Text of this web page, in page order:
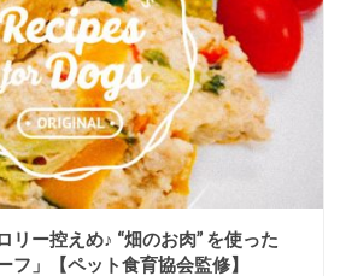
リー控えめ♪ “畑のお肉” を使った
フ」【ペット食育協会監修】